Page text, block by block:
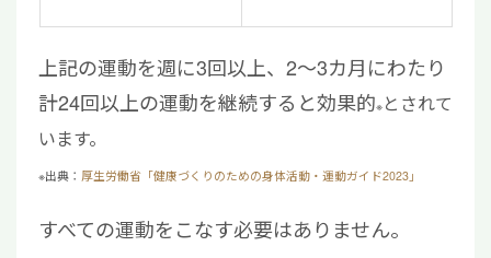
上記の運動を週に3回以上、2～3カ月にわたり
計24回以上の運動を継続すると効果的※ とされて
います。
※出典： 厚生労働省「健康づくりのための身体活動・運動ガイド2023」
すべての運動をこなす必要はありません。